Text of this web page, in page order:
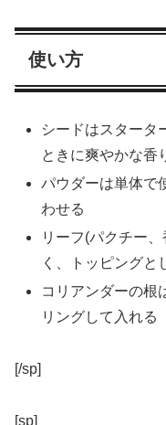
使い方
シードはスタータ
ときに爽やかな香
パウダーは単体で
わせる
リーフ(パクチー
く、トッピングと
コリアンダーの根
リングして入れる
[/sp]
[sp]